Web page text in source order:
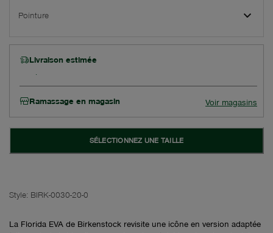
Pointure
Livraison estimée
Ramassage en magasin Voir magasins
SÉLECTIONNEZ UNE TAILLE
Style: BIRK-0030-20-0
La Florida EVA de Birkenstock revisite une icône en version adaptée